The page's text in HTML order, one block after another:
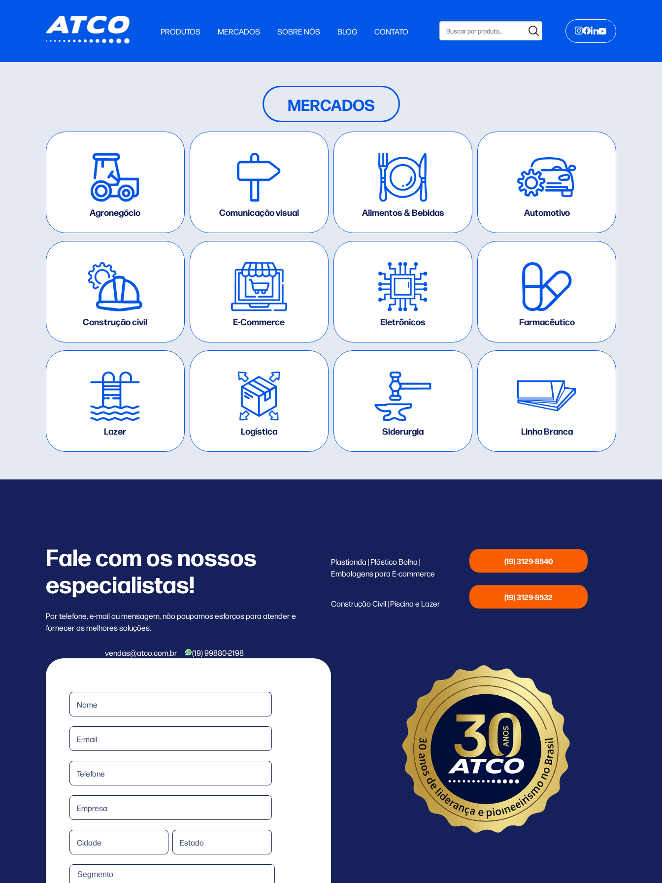
PRODUTOS MERCADOS SOBRE NÓS BLOG CONTATO
MERCADOS
Agronegócio Alimentos & Bebidas Automotivo
Comunicação visual
Construção civil E-Commerce Eletrônicos Farmacêutico
Lazer Linha Branca
Logística Siderurgia
Fale com os nossos
especialistas!
Por telefone, e-mail ou mensagem, não poupamos esforços para atender e
fornecer as melhores soluções.
vendas@atco.com.br (19) 99880-2198
Plastionda | Plástico Bolha |
Embalagens para E-commerce
(19) 3129-8540
Construção Civil | Piscina e Lazer
(19) 3129-8532